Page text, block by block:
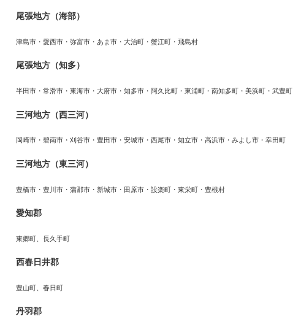
尾張地方（海部）
津島市・愛西市・弥富市・あま市・大治町・蟹江町・飛島村
尾張地方（知多）
半田市・常滑市・東海市・大府市・知多市・阿久比町・東浦町・南知多町・美浜町・武豊町
三河地方（西三河）
岡崎市・碧南市・刈谷市・豊田市・安城市・西尾市・知立市・高浜市・みよし市・幸田町
三河地方（東三河）
豊橋市・豊川市・蒲郡市・新城市・田原市・設楽町・東栄町・豊根村
愛知郡
東郷町、長久手町
西春日井郡
豊山町、春日町
丹羽郡